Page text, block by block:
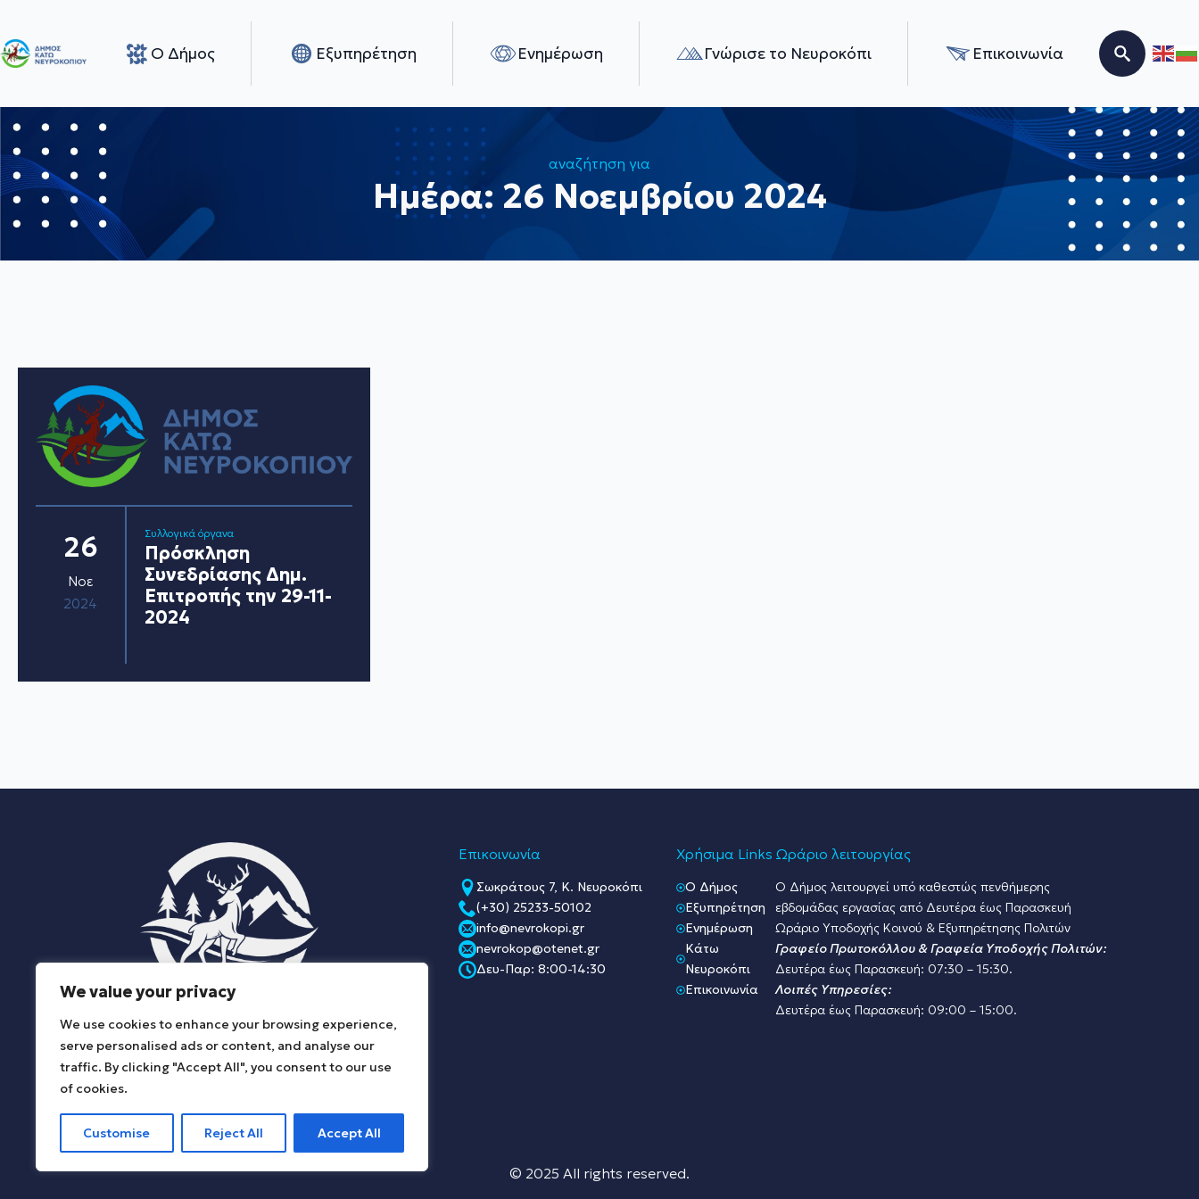
We value your privacy
We use cookies to enhance your browsing experience,
serve personalised ads or content, and analyse our
traffic. By clicking "Accept All", you consent to our use
of cookies.
Customise Reject All Accept All
Ο Δήμος Εξυπηρέτηση Ενημέρωση Γνώρισε το Νευροκόπι
Επικοινωνία
Search for:
αναζήτηση για
Ημέρα: 26 Νοεμβρίου 2024
26
Νοε
2024
Συλλογικά όργανα
Πρόσκληση
Συνεδρίασης Δημ.
Επιτροπής την 29-11-
2024
ΔΗΜΟΣ ΚΑΤΩ ΝΕΥΡΟΚΟΠΙΟΥ
Επικοινωνία
Σωκράτους 7, Κ. Νευροκόπι
(+30) 25233-50102
info@nevrokopi.gr
nevrokop@otenet.gr
Δευ-Παρ: 8:00-14:30
Χρήσιμα Links
O Δήμος
Εξυπηρέτηση
Ενημέρωση
Κάτω
Νευροκόπι
Επικοινωνία
Ωράριο λειτουργίας
Ο Δήμος λειτουργεί υπό καθεστώς πενθήμερης
εβδομάδας εργασίας από Δευτέρα έως Παρασκευή
Ωράριο Υποδοχής Κοινού & Εξυπηρέτησης Πολιτών
Γραφείο Πρωτοκόλλου & Γραφεία Υποδοχής Πολιτών:
Δευτέρα έως Παρασκευή: 07:30 – 15:30.
Λοιπές Υπηρεσίες:
Δευτέρα έως Παρασκευή: 09:00 – 15:00.
© 2025 All rights reserved.